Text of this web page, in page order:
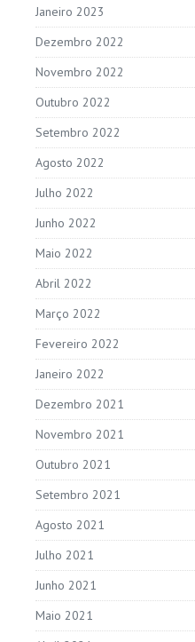
Janeiro 2023
Dezembro 2022
Novembro 2022
Outubro 2022
Setembro 2022
Agosto 2022
Julho 2022
Junho 2022
Maio 2022
Abril 2022
Março 2022
Fevereiro 2022
Janeiro 2022
Dezembro 2021
Novembro 2021
Outubro 2021
Setembro 2021
Agosto 2021
Julho 2021
Junho 2021
Maio 2021